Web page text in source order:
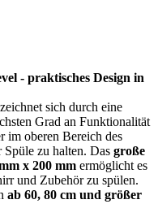
- praktisches Design in
zeichnet sich durch eine
Grad an Funktionalität
im oberen Bereich des
zu halten. Das große
x 200 mm ermöglicht es
und Zubehör zu spülen.
ab 60, 80 cm und größer